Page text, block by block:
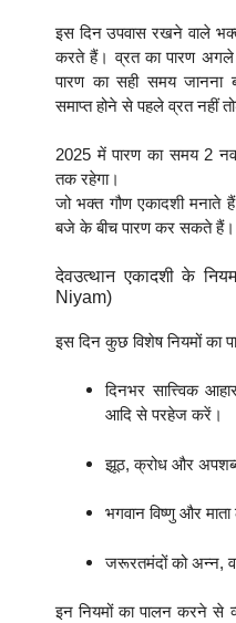
इस दिन उपवास रखने वाले
करते हैं। व्रत का पारण अगले
पारण का सही समय जानना
समाप्त होने से पहले व्रत नहीं
2025 में पारण का समय 2
तक रहेगा।
जो भक्त गौण एकादशी मनाते
बजे के बीच पारण कर सकते हैं।
देवउत्थान एकादशी के
Niyam)
इस दिन कुछ विशेष नियमों का
दिनभर सात्त्विक
आदि से परहेज करें।
झूठ, क्रोध और
भगवान विष्णु और
जरूरतमंदों को अन्न,
इन नियमों का पालन करने से